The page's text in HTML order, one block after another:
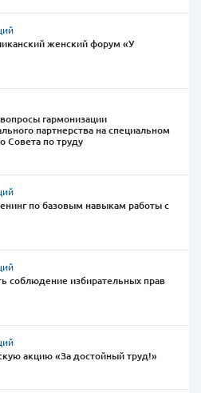
женский форум «У
гармонизации
партнерства на специальном
Совета по труду
по базовым навыкам работы с
соблюдение избирательных прав
акцию «За достойный труд!»